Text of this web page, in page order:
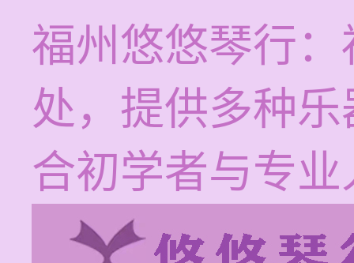
福州悠悠琴行
处，提供多种
合初学者与专